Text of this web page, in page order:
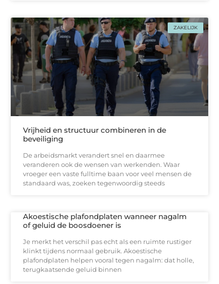
ZAKELIJK
Vrijheid en structuur combineren in de
beveiliging
De arbeidsmarkt verandert snel en daarmee
veranderen ook de wensen van werkenden. Waar
vroeger een vaste fulltime baan voor veel mensen de
standaard was, zoeken tegenwoordig steeds
Akoestische plafondplaten wanneer nagalm
of geluid de boosdoener is
Je merkt het verschil pas echt als een ruimte rustiger
klinkt tijdens normaal gebruik. Akoestische
plafondplaten helpen vooral tegen nagalm: dat holle,
terugkaatsende geluid binnen